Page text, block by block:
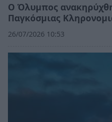
Ο Όλυμπος
Παγκόσμιας
26/07/2026 10:53